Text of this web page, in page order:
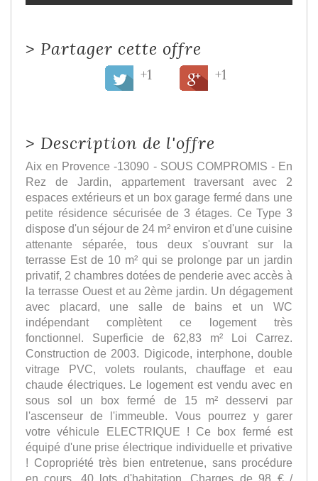
> Partager cette offre
+1 +1
> Description de l'offre
Aix en Provence -13090 - SOUS COMPROMIS - En
Rez de Jardin, appartement traversant avec 2
espaces extérieurs et un box garage fermé dans une
petite résidence sécurisée de 3 étages. Ce Type 3
dispose d'un séjour de 24 m² environ et d'une cuisine
attenante séparée, tous deux s'ouvrant sur la
terrasse Est de 10 m² qui se prolonge par un jardin
privatif, 2 chambres dotées de penderie avec accès à
la terrasse Ouest et au 2ème jardin. Un dégagement
avec placard, une salle de bains et un WC
indépendant complètent ce logement très
fonctionnel. Superficie de 62,83 m² Loi Carrez.
Construction de 2003. Digicode, interphone, double
vitrage PVC, volets roulants, chauffage et eau
chaude électriques. Le logement est vendu avec en
sous sol un box fermé de 15 m² desservi par
l'ascenseur de l'immeuble. Vous pourrez y garer
votre véhicule ELECTRIQUE ! Ce box fermé est
équipé d'une prise électrique individuelle et privative
! Copropriété très bien entretenue, sans procédure
en cours, 40 lots d'habitation. Charges de 98 € /